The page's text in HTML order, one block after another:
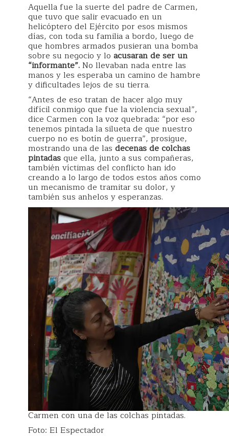
Aquella fue la suerte del padre de Carmen,
que tuvo que salir evacuado en un
helicóptero del Ejército por esos mismos
días, con toda su familia a bordo, luego de
que hombres armados pusieran una bomba
sobre su negocio y lo acusaran de ser un
“informante”.No llevaban nada entre las
manos y les esperaba un camino de hambre
y dificultades lejos de su tierra.
“Antes de eso tratan de hacer algo muy
difícil conmigo que fue la violencia sexual”,
dice Carmen con la voz quebrada: “por eso
tenemos pintada la silueta de que nuestro
cuerpo no es botín de guerra”, prosigue,
mostrando una de las decenas de colchas
pintadasque ella, junto a sus compañeras,
también víctimas del conflicto han ido
creando a lo largo de todos estos años como
un mecanismo de tramitar su dolor, y
también sus anhelos y esperanzas.
Carmen con una de las colchas pintadas.
Foto: El Espectador